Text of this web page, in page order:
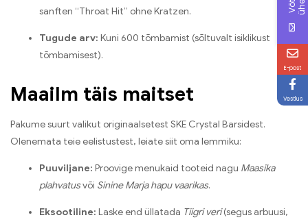
sanften “Throat Hit” ohne Kratzen.
Tugude arv: Kuni 600 tõmbamist (sõltuvalt isiklikust
tõmbamisest).
Maailm täis maitset
Pakume suurt valikut originaalsetest SKE Crystal Barsidest.
Olenemata teie eelistustest, leiate siit oma lemmiku:
Puuviljane: Proovige menukaid tooteid nagu Maasika
plahvatusvõi Sinine Marja hapu vaarikas.
Eksootiline: Laske end üllatada Tiigri veri(segus arbuusi,
E-post
Vestlus